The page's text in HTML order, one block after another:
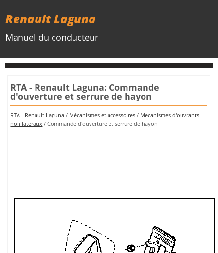
Renault Laguna
Manuel du conducteur
RTA - Renault Laguna: Commande
d'ouverture et serrure de hayon
RTA - Renault Laguna / Mécanismes et accessoires / Mecanismes d'ouvrants
non lateraux / Commande d'ouverture et serrure de hayon